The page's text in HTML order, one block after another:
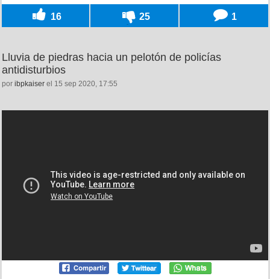
16 25 1
Lluvia de piedras hacia un pelotón de policías
antidisturbios
por ibpkaiser el 15 sep 2020, 17:55